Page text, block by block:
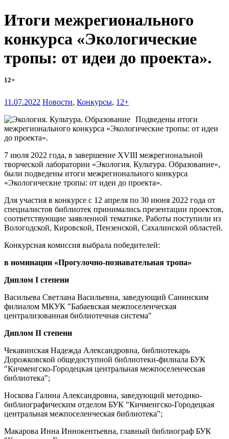
Итоги межрегионального
конкурса «Экологические
тропы: от идеи до проекта».
12+
11.07.2022 Новости, Конкурсы, 12+
Подведены итоги
межрегионального конкурса «Экологические тропы: от идеи
до проекта».
7 июля 2022 года, в завершение XVIII межрегиональной
творческой лаборатории «Экология. Культура. Образование»,
были подведены итоги межрегионального конкурса
«Экологические тропы: от идеи до проекта».
Для участия в конкурсе с 12 апреля по 30 июня 2022 года от
специалистов библиотек принимались презентации проектов,
соответствующие заявленной тематике. Работы поступили из
Вологодской, Кировской, Пензенской, Сахалинской областей.
Конкурсная комиссия выбрала победителей:
в номинации «Прогулочно-познавательная тропа»
Диплом I степени
Васильева Светлана Васильевна, заведующий Санинским
филиалом МКУК "Бабаевская межпоселенческая
централизованная библиотечная система"
Диплом II степени
Чекавинская Надежда Александровна, библиотекарь
Дорожковской общедоступной библиотеки-филиала БУК
"Кичменгско-Городецкая центральная межпоселенческая
библиотека";
Носкова Галина Александровна, заведующий методико-
библиографическим отделом БУК "Кичменгско-Городецкая
центральная межпоселенческая библиотека";
Макарова Инна Иннокентьевна, главный библиограф БУК